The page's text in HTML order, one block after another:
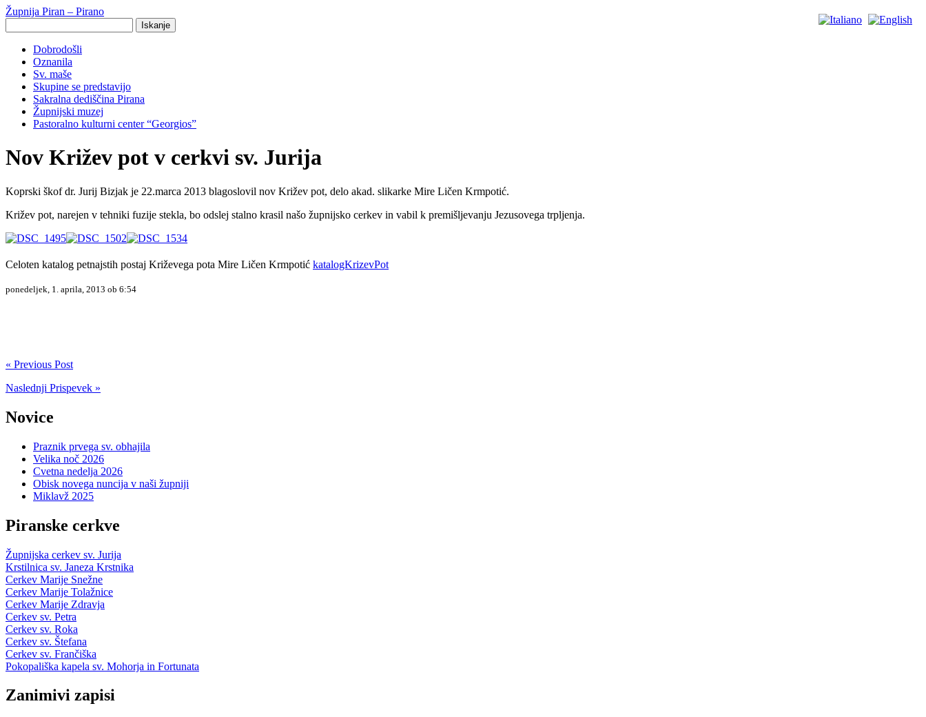
Župnija Piran – Pirano
for:
Dobrodošli
Oznanila
Sv. maše
Skupine se predstavijo
Sakralna dediščina Pirana
Župnijski muzej
Pastoralno kulturni center “Georgios”
Nov Križev pot v cerkvi sv. Jurija
Koprski škof dr. Jurij Bizjak je 22.marca 2013 blagoslovil nov Križev pot, delo akad. slikarke Mire Ličen Krmpotić.
Križev pot, narejen v tehniki fuzije stekla, bo odslej stalno krasil našo župnijsko cerkev in vabil k premišljevanju Jezusovega trpljenja.
Celoten katalog petnajstih postaj Križevega pota Mire Ličen Krmpotić katalogKrizevPot
ponedeljek, 1. aprila, 2013 ob 6:54
« Previous Post
Naslednji Prispevek »
Novice
Praznik prvega sv. obhajila
Velika noč 2026
Cvetna nedelja 2026
Obisk novega nuncija v naši župniji
Miklavž 2025
Piranske cerkve
Župnijska cerkev sv. Jurija
Krstilnica sv. Janeza Krstnika
Cerkev Marije Snežne
Cerkev Marije Tolažnice
Cerkev Marije Zdravja
Cerkev sv. Petra
Cerkev sv. Roka
Cerkev sv. Štefana
Cerkev sv. Frančiška
Pokopališka kapela sv. Mohorja in Fortunata
Zanimivi zapisi